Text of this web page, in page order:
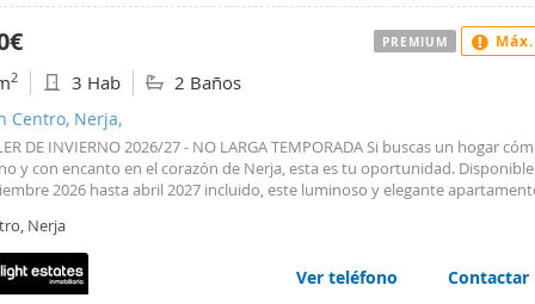
del café por la mañana o una copa de vino al atardecer. Sal y
vibrante de Nerja. Estarás rodeado de bares de tapas, restaurantes y
Con festivales y eventos culturales durante todo el año, Nerja es un
animado y acogedor. Llegar es muy fácil: hay excelentes conexiones en
Internacional de Málaga, lo que hace que el viaje sea cómodo y
un alquiler vacacional en Nerja o un estudio tipo Airbnb en la Costa del
cumple con todas las expectativas.
2 3 Hab 2 Baños
Centro, Nerja,
DE INVIERNO 2026/27 - NO LARGA TEMPORADA Si buscas un hogar
y con encanto en el corazón de Nerja, esta es tu oportunidad. Disponible
2026 hasta abril 2027 incluido, este luminoso y elegante
de Europa. Aquí podrás disfrutar del auténtico estilo de vida andaluz sin
ya que tendrás todo al alcance de la mano: tiendas, supermercados,
y servicios médicos. Ubicado en una segunda planta sin ascensor, la
3 dormitorios amplios 2 baños (uno con ducha y otro con bañera)
Nerja
Ver teléfono Contactar
PREMIUM